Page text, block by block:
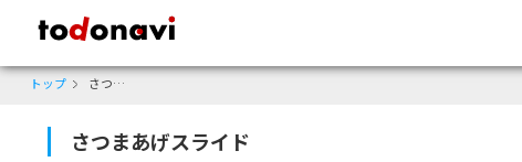
todonavi - 鹿児島のクーポンサイト、様々なジャンルのクーポンが見つかる
トップ さつまあげスライド
さつまあげスライド